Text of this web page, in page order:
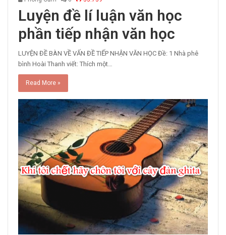
Luyện đề lí luận văn học
phần tiếp nhận văn học
LUYỆN ĐỀ BÀN VỀ VẤN ĐỀ TIẾP NHẬN VĂN HỌC Đề: 1 Nhà phê
bình Hoài Thanh viết: Thích một…
Read More »